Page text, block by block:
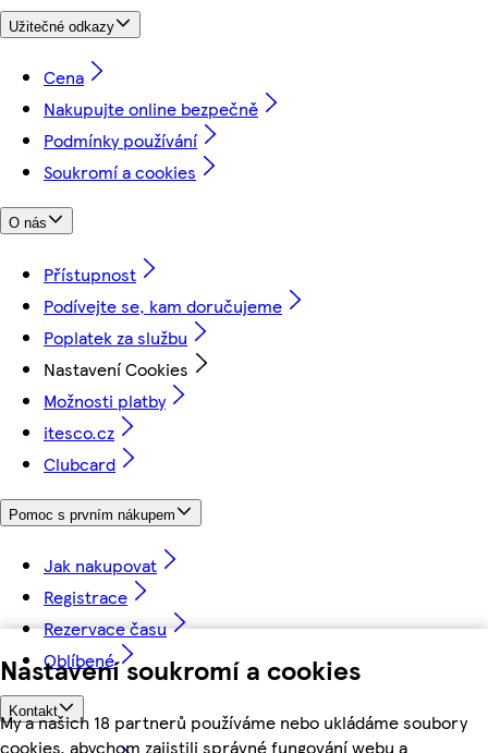
Nastavení soukromí a cookies
My a našich 18 partnerů používáme nebo ukládáme soubory
cookies, abychom zajistili správné fungování webu a
Užitečné odkazy
Cena
Nakupujte online bezpečně
Podmínky používání
Soukromí a cookies
O nás
Přístupnost
Podívejte se, kam doručujeme
Poplatek za službu
Nastavení Cookies
Možnosti platby
itesco.cz
Clubcard
Pomoc s prvním nákupem
Jak nakupovat
Registrace
Rezervace času
Oblíbené
Kontakt